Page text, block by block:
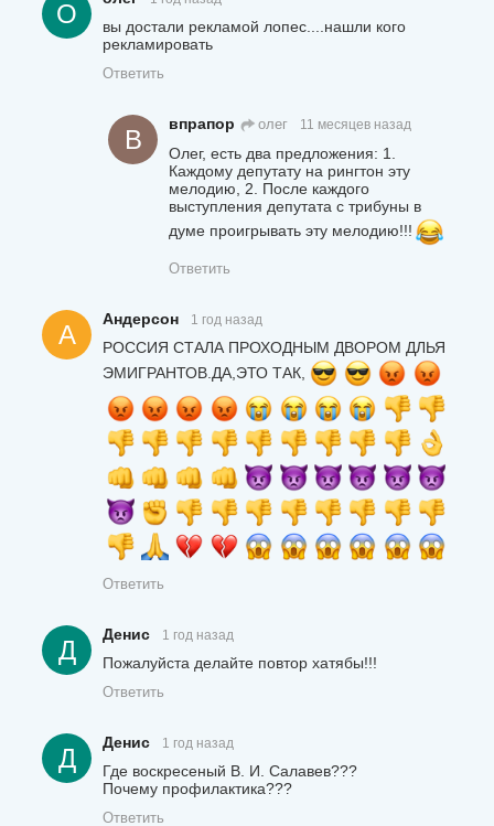
О
вы достали рекламой лопес....нашли кого
рекламировать
Ответить
В
впрапор олег 11 месяцев назад
Олег, есть два предложения: 1.
Каждому депутату на рингтон эту
мелодию, 2. После каждого
выступления депутата с трибуны в
думе проигрывать эту мелодию!!!
Ответить
А
Андерсон 1 год назад
РОССИЯ СТАЛА ПРОХОДНЫМ ДВОРОМ ДЛЬЯ
ЭМИГРАНТОВ.ДА,ЭТО ТАК,
Ответить
Д
Денис 1 год назад
Пожалуйста делайте повтор хатябы!!!
Ответить
Д
Денис 1 год назад
Где воскресеный В. И. Салавев???
Почему профилактика???
Ответить